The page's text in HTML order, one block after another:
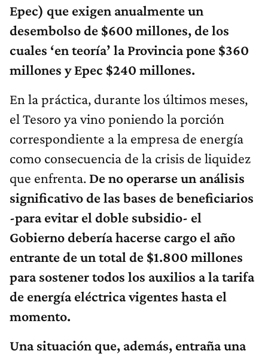
Epec) que exigen anualmente un
desembolso de $600 millones, de los
cuales ‘en teoría’ la Provincia pone $360
millones y Epec $240 millones.
En la práctica, durante los últimos meses,
el Tesoro ya vino poniendo la porción
correspondiente a la empresa de energía
como consecuencia de la crisis de liquidez
que enfrenta. De no operarse un análisis
significativo de las bases de beneficiarios
-para evitar el doble subsidio- el
Gobierno debería hacerse cargo el año
entrante de un total de $1.800 millones
para sostener todos los auxilios a la tarifa
de energía eléctrica vigentes hasta el
momento.
Una situación que, además, entraña una